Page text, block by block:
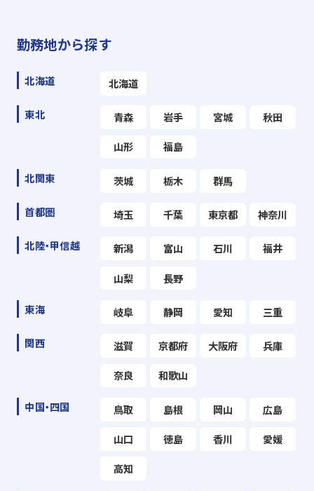
勤務地から探す
北海道 北海道
東北 青森 岩手 宮城 秋田
山形 福島
北関東 茨城 栃木 群馬
首都圏 埼玉 千葉 東京都 神奈川
北陸・甲信越 新潟 富山 石川 福井
山梨 長野
東海 岐阜 静岡 愛知 三重
関西 滋賀 京都府 大阪府 兵庫
奈良 和歌山
中国・四国 鳥取 島根 岡山 広島
山口 徳島 香川 愛媛
高知